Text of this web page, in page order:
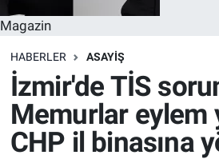
Magazin
HABERLER ASAYIŞ
İzmir'de TİS
Memurlar eylem
CHP il binasına